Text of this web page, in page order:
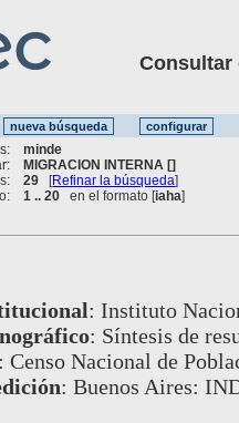
Consultar
minde
MIGRACION INTERNA []
29 [Refinar la búsqueda]
1 .. 20 en el formato [iaha]
: Instituto
: Síntesis de
: Censo Nacional de
: Buenos Aires: